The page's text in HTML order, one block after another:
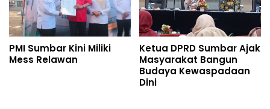
PMI Sumbar Kini Miliki
Mess Relawan
Ketua DPRD Sumbar Ajak
Masyarakat Bangun
Budaya Kewaspadaan
Dini